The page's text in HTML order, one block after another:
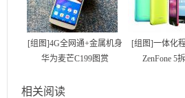
[组图]4G全网通+金属机身
华为麦芒C199图赏
[组图]一体化
ZenFone 5
相关阅读